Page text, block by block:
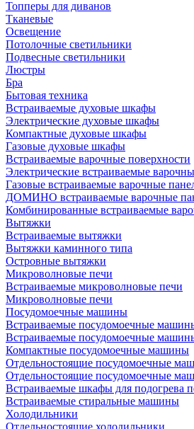
Топперы для диванов
Тканевые
Освещение
Потолочные светильники
Подвесные светильники
Люстры
Бра
Бытовая техника
Встраиваемые духовые шкафы
Электрические духовые шкафы
Компактные духовые шкафы
Газовые духовые шкафы
Встраиваемые варочные поверхности
Электрические встраиваемые
Газовые встраиваемые варочные
ДОМИНО встраиваемые варочные
Комбинированные встраиваемые
Вытяжки
Встраиваемые вытяжки
Вытяжки каминного типа
Островные вытяжки
Микроволновые печи
Встраиваемые микроволновые печи
Микроволновые печи
Посудомоечные машины
Встраиваемые посудомоечные
Встраиваемые посудомоечные
Компактные посудомоечные машины
Отдельностоящие посудомоечные
Отдельностоящие посудомоечные
Встраиваемые шкафы для подогрева
Встраиваемые стиральные машины
Холодильники
Отдельностоящие холодильники